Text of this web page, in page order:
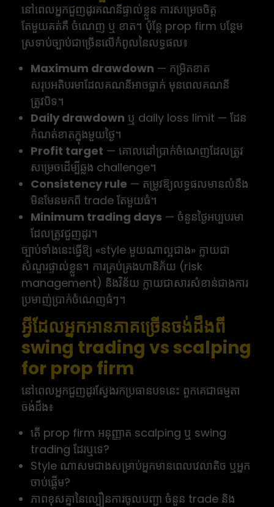
នៅពេលអ្នកជួញដូរគណនីផ្ទាល់ខ្លួន ការសម្រេចចិត្ត
តែមួយគត់គឺ ចំណេញ ឬ ខាត។ ប៉ុន្តែ prop firm បន្ថែម
ស្រទាប់ច្បាប់ជាច្រើនលើកំពូលនៃលទ្ធផល៖
Maximum drawdown — កម្រិតខាត
សរុបអតិបរមាដែលគណនីអាចធ្លាក់ មុនពេលគណនី
ត្រូវបិទ។
Daily drawdown ឬ daily loss limit — ដែន
កំណត់ខាតក្នុងមួយថ្ងៃ។
Profit target — គោលដៅប្រាក់ចំណេញដែលត្រូវ
សម្រេចដើម្បីឆ្លង challenge។
Consistency rule — តម្រូវឱ្យលទ្ធផលមានលំនឹង
មិនមែនមកពី trade តែមួយធំ។
Minimum trading days — ចំនួនថ្ងៃអប្បបរមា
ដែលត្រូវជួញដូរ។
ច្បាប់ទាំងនេះធ្វើឱ្យ «style មួយណាល្អជាង» ក្លាយជា
សំណួរផ្ទាល់ខ្លួន។ ការគ្រប់គ្រងហានិភ័យ (risk
management) និងវិន័យ ក្លាយជាសារសំខាន់ជាងការ
ប្រមាញ់ប្រាក់ចំណេញធំៗ។
អ្វីដែលអ្នកអានភាគច្រើនចង់ដឹងពី
swing trading vs scalping
for prop firm
នៅពេលអ្នកជួញដូរស្វែងរកប្រធានបទនេះ ពួកគេជាធម្មតា
ចង់ដឹង៖
តើ prop firm អនុញ្ញាត scalping ឬ swing
trading ដែរឬទេ?
Style ណាសមជាងសម្រាប់អ្នកមានពេលវេលាតិច ឬអ្នក
ចាប់ផ្តើម?
ភាពខុសគ្នានៃល្បឿនការចូលបញ្ជា ចំនួន trade និង